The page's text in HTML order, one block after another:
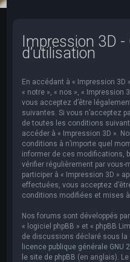
Impression 3D -
d’utilisation
En accédant à « Impression 3D
« notre », « nos », « Impression
vous acceptez d’être
suivantes. Si vous n’acceptez
de toutes les conditions
accéder à « Impression 3D ».
conditions à n’importe quel
informer de ces modifications,
vérifier régulièrement par vous-
participer à « Impression 3D »
effectuées, vous acceptez
conditions modifiées et mises à
Nos forums sont développés
« logiciel phpBB » et « phpBB
de discussions déclaré sous la
licence publique générale GNU
le site de phpBB (en anglais).